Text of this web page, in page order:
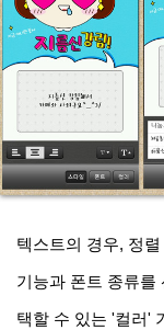
텍스트의 경우, 정
기능과 폰트 종류를
택할 수 있는 '컬러'